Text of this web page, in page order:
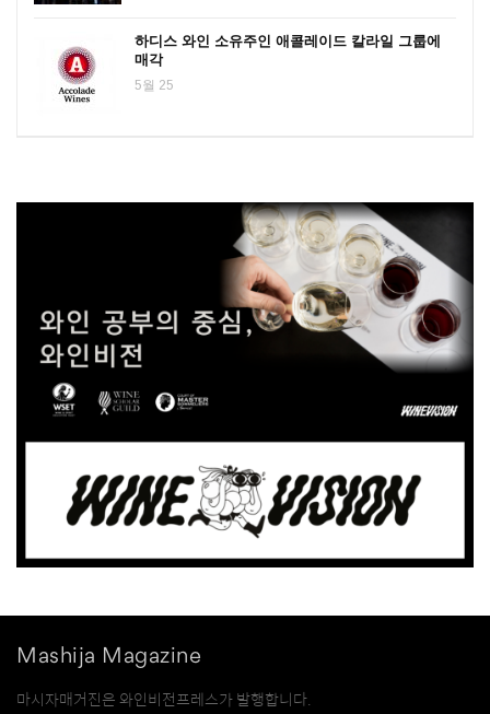
하디스 와인 소유주인 애콜레이드 칼라일 그룹에
매각
5월 25
Mashija Magazine
마시자매거진은 와인비전프레스가 발행합니다.